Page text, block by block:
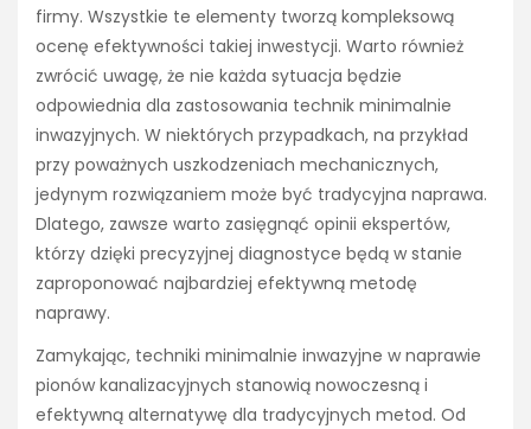
firmy. Wszystkie te elementy tworzą kompleksową
ocenę efektywności takiej inwestycji. Warto również
zwrócić uwagę, że nie każda sytuacja będzie
odpowiednia dla zastosowania technik minimalnie
inwazyjnych. W niektórych przypadkach, na przykład
przy poważnych uszkodzeniach mechanicznych,
jedynym rozwiązaniem może być tradycyjna naprawa.
Dlatego, zawsze warto zasięgnąć opinii ekspertów,
którzy dzięki precyzyjnej diagnostyce będą w stanie
zaproponować najbardziej efektywną metodę
naprawy.
Zamykając, techniki minimalnie inwazyjne w naprawie
pionów kanalizacyjnych stanowią nowoczesną i
efektywną alternatywę dla tradycyjnych metod. Od